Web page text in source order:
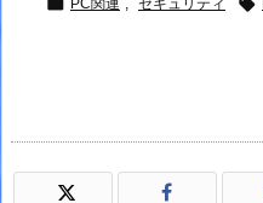
PC関連 , セキュリティ 